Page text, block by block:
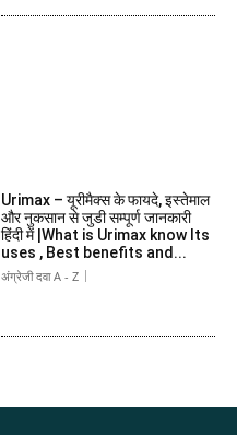
Urimax – यूरीमैक्स के फायदे, इस्तेमाल
और नुकसान से जुडी सम्पूर्ण जानकारी
हिंदी में |What is Urimax know Its
uses , Best benefits and...
अंग्रेजी दवा A - Z